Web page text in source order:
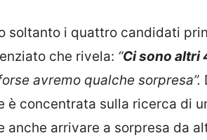
soltanto i quattro candidati
che rivela: “Ci sono altri
avremo qualche sorpresa”.
è concentrata sulla ricerca di
anche arrivare a sorpresa da